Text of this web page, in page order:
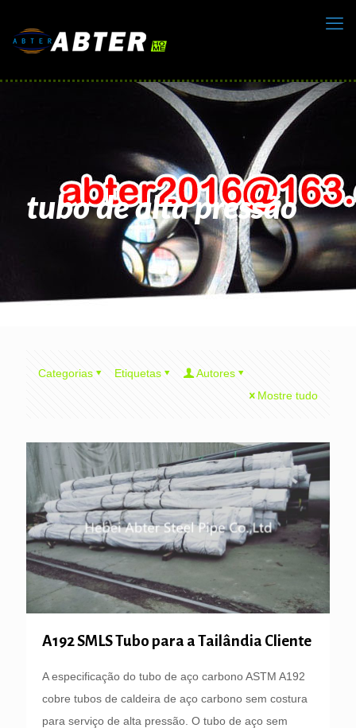
tubo de alta pressão
Categorias Etiquetas
Autores
Mostre tudo
A192 SMLS Tubo para a Tailândia Cliente
A especificação do tubo de aço carbono ASTM A192
cobre tubos de caldeira de aço carbono sem costura
para serviço de alta pressão. O tubo de aço sem